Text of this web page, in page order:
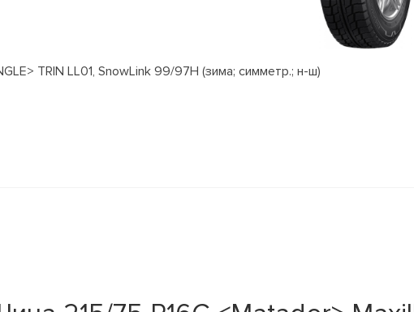
TRIN LL01, SnowLink 99/97H (зима; симметр.; н-ш)